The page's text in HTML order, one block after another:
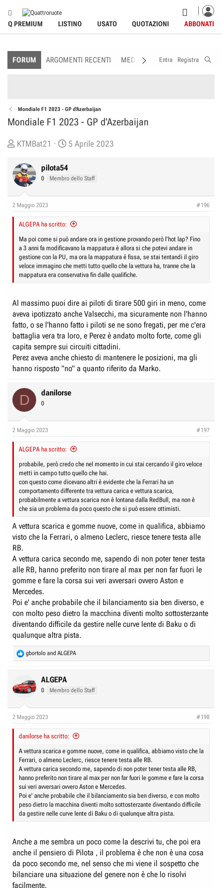
Q PREMIUM LISTINO USATO QUOTAZIONI ABBONATI
FORUM ARGOMENTI RECENTI MEDIA MEMBRI
Entra Registra
Mondiale F1 2023 - GP d'Azerbaijan
Mondiale F1 2023 - GP d'Azerbaijan
C
e
a
o
e
D
s
c
s
s
i
o
n
e
KTMBat21
D
a
n
i
z
i
o
5 Aprile 2023
pilota54
0 Membro dello Staff
2 Maggio 2023 #196
ALGEPA ha scritto:
Ma poi come si può andare ora in gestione provando però l'hot lap? Fino
a 3 anni fa modificavano la mappatura è allora si che potevi andare in
gestione con la PU, ma ora la mappatura é fissa, se stai tentandi il giro
veloce immagino che metti tutto quello che la vettura ha, tranne che la
mappatura era conservativa fin dalle qualifiche.
Al massimo puoi dire ai piloti di tirare 500 giri in meno, come
aveva ipotizzato anche Valsecchi, ma sicuramente non l'hanno
fatto, o se l'hanno fatto i piloti se ne sono fregati, per me c'era
battaglia vera tra loro, e Perez è andato molto forte, come gli
capita sempre sui circuiti cittadini.
Perez aveva anche chiesto di mantenere le posizioni, ma gli
hanno risposto "no" a quanto riferito da Marko.
D danilorse
0
2 Maggio 2023 #197
ALGEPA ha scritto:
probabile, però credo che nel momento in cui stai cercando il giro veloce
metti in campo tutto quello che hai.
con questo come dicevano altri è evidente che la Ferrari ha un
comportamento differente tra vettura carica e vettura scarica,
probabilmente a vettura scarica non è lontana dalla RedBull, ma non è
che sia un problema da poco questo che si può essere ottimisti.
A vettura scarica e gomme nuove, come in qualifica, abbiamo
visto che la Ferrari, o almeno Leclerc, riesce tenere testa alle
RB.
A vettura carica secondo me, sapendo di non poter tener testa
alle RB, hanno preferito non tirare al max per non far fuori le
gomme e fare la corsa sui veri avversari ovvero Aston e
Mercedes.
Poi e' anche probabile che il bilanciamento sia ben diverso, e
con molto peso dietro la macchina diventi molto sottosterzante
diventando difficile da gestire nelle curve lente di Baku o di
qualunque altra pista.
R
e
t
i
s
gbortolo and ALGEPA
ALGEPA
0 Membro dello Staff
2 Maggio 2023 #198
danilorse ha scritto:
A vettura scarica e gomme nuove, come in qualifica, abbiamo visto che la
Ferrari, o almeno Leclerc, riesce tenere testa alle RB.
A vettura carica secondo me, sapendo di non poter tener testa alle RB,
hanno preferito non tirare al max per non far fuori le gomme e fare la corsa
sui veri avversari ovvero Aston e Mercedes.
Poi e' anche probabile che il bilanciamento sia ben diverso, e con molto
peso dietro la macchina diventi molto sottosterzante diventando difficile
da gestire nelle curve lente di Baku o di qualunque altra pista.
Anche a me sembra un poco come la descrivi tu, che poi era
anche il pensiero di Pilota , il problema è che non è una cosa
da poco secondo me, nel senso che mi viene il sospetto che
bilanciare una situazione del genere non è che lo risolvi
facilmente.